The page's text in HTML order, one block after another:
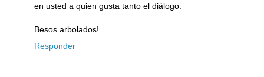
en usted a quien gusta tanto el diálogo.
Besos arbolados!
Responder